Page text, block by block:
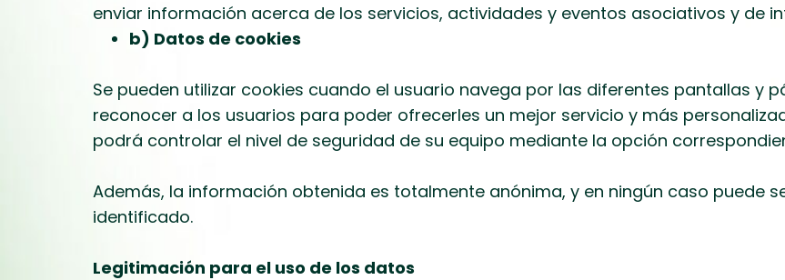
enviar información acerca de los servicios, actividades y eventos asociativos y de
b) Datos de cookies
Se pueden utilizar cookies cuando el usuario navega por las diferentes pantallas y
reconocer a los usuarios para poder ofrecerles un mejor servicio y más
podrá controlar el nivel de seguridad de su equipo mediante la opción
Además, la información obtenida es totalmente anónima, y en ningún caso puede
identificado.
Legitimación para el uso de los datos